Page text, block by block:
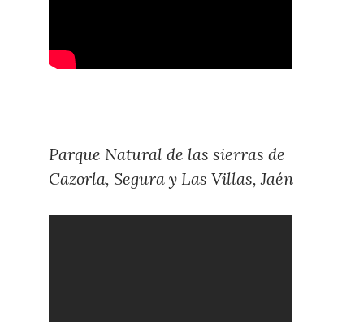
Parque Natural de las sierras de
Cazorla, Segura y Las Villas, Jaén